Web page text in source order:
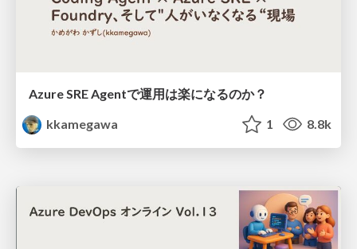
Azure SRE Agentで運用は楽になるのか？
kkamegawa
1 8.8k